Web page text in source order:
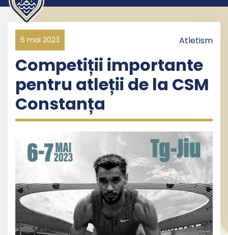
6 mai 2023 Atletism
Competiții importante
pentru atleții de la CSM
Constanța